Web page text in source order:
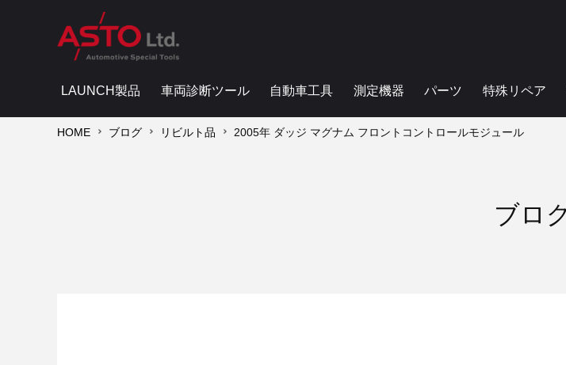
LAUNCH製品 車両診断ツール 自動車工具 測定機器 パーツ 特殊リペア
HOME ブログ リビルト品 2005年 ダッジ マグナム フロントコントロールモジュール
ブロ